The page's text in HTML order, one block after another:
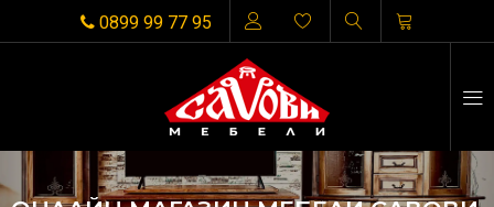
0899 99 77 95